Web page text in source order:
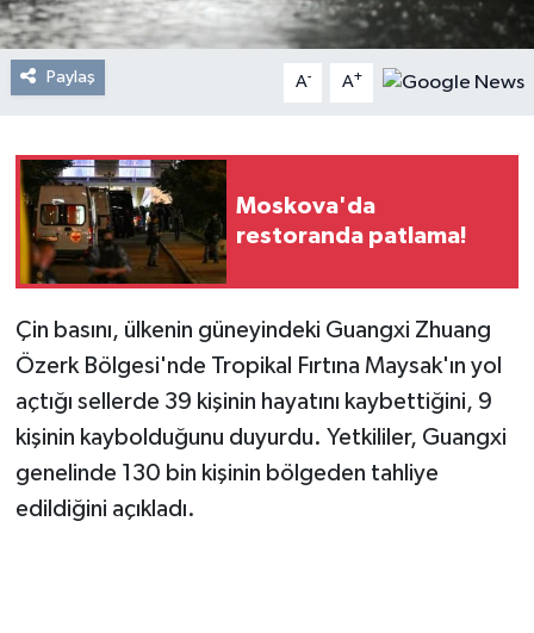
Paylaş A- A+
Moskova'da
restoranda patlama!
Çin basını, ülkenin güneyindeki Guangxi Zhuang
Özerk Bölgesi'nde Tropikal Fırtına Maysak'ın yol
açtığı sellerde 39 kişinin hayatını kaybettiğini, 9
kişinin kaybolduğunu duyurdu. Yetkililer, Guangxi
genelinde 130 bin kişinin bölgeden tahliye
edildiğini açıkladı.